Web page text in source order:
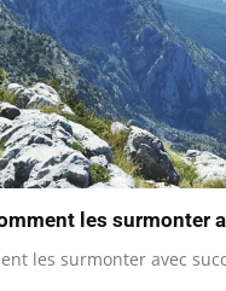
les surmonter
les surmonter avec